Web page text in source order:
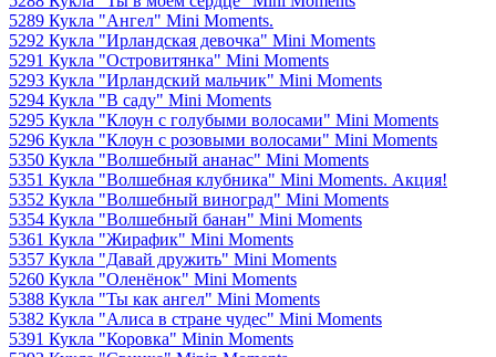
5289 Кукла "Ангел" Mini Moments.
5292 Кукла "Ирландская девочка" Mini Moments
5291 Кукла "Островитянка" Mini Moments
5293 Кукла "Ирландский мальчик" Mini Moments
5294 Кукла "В саду" Mini Moments
5295 Кукла "Клоун с голубыми волосами" Mini Moments
5296 Кукла "Клоун с розовыми волосами" Mini Moments
5350 Кукла "Волшебный ананас" Mini Moments
5351 Кукла "Волшебная клубника" Mini Moments. Акция!
5352 Кукла "Волшебный виноград" Mini Moments
5354 Кукла "Волшебный банан" Mini Moments
5361 Кукла "Жирафик" Mini Moments
5357 Кукла "Давай дружить" Mini Moments
5260 Кукла "Оленёнок" Mini Moments
5388 Кукла "Ты как ангел" Mini Moments
5382 Кукла "Алиса в стране чудес" Mini Moments
5391 Кукла "Коровка" Minin Moments